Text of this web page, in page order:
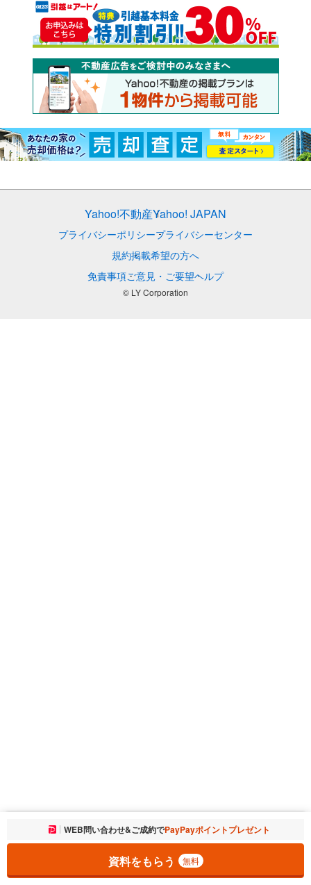
お気に入りに追加しました。 一覧を開く
WEB問い合わせ&ご成約でPayPayポイントプレゼント
資料をもらう 無料
Yahoo!不動産Yahoo! JAPAN
プライバシーポリシープライバシーセンター
規約掲載希望の方へ
免責事項ご意見・ご要望ヘルプ
© LY Corporation